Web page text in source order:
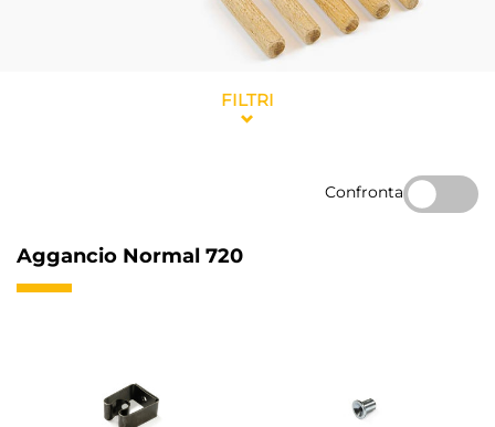
FILTRI
Confronta
Aggancio Normal 720